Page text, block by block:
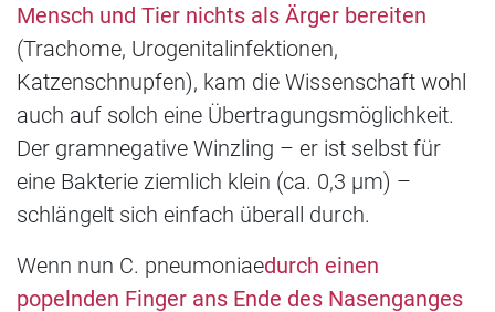
Mensch und Tier nichts als Ärger bereiten
(Trachome, Urogenitalinfektionen,
Katzenschnupfen), kam die Wissenschaft wohl
auch auf solch eine Übertragungsmöglichkeit.
Der gramnegative Winzling – er ist selbst für
eine Bakterie ziemlich klein (ca. 0,3 µm) –
schlängelt sich einfach überall durch.
Wenn nun C. pneumoniaedurch einen
popelnden Finger ans Ende des Nasenganges